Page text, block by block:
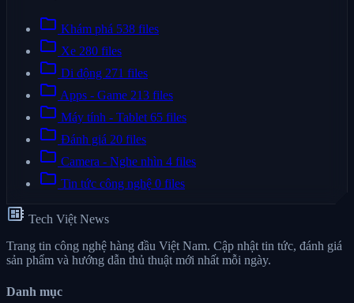
folder Khám phá 538 files
folder Xe 280 files
folder Di động 271 files
folder Apps - Game 213 files
folder Máy tính - Tablet 65 files
folder Đánh giá 20 files
folder Camera - Nghe nhìn 4 files
folder Tin tức công nghệ 0 files
developer_board Tech Việt News
Trang tin công nghệ hàng đầu Việt Nam. Cập nhật tin tức, đánh giá
sản phẩm và hướng dẫn thủ thuật mới nhất mỗi ngày.
Danh mục